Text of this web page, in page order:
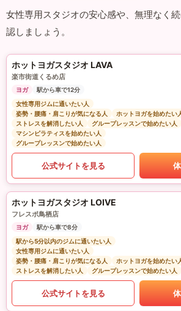
女性専用スタジオの安心感や、無理なく
認しましょう。
ホットヨガスタジオ LAVA
楽市街道くるめ店
ヨガ
駅から車で12分
女性専用ジムに通いたい人
姿勢・腰痛・肩こりが気になる人
ホットヨガを始めたい
ストレスを解消したい人
グループレッスンで始めたい人
マシンピラティスを始めたい人
グループレッスンで始めたい人
公式サイトを見る
ホットヨガスタジオ LOIVE
フレスポ鳥栖店
ヨガ
駅から車で8分
駅から5分以内のジムに通いたい人
女性専用ジムに通いたい人
姿勢・腰痛・肩こりが気になる人
ホットヨガを始めたい
ストレスを解消したい人
グループレッスンで始めたい人
公式サイトを見る